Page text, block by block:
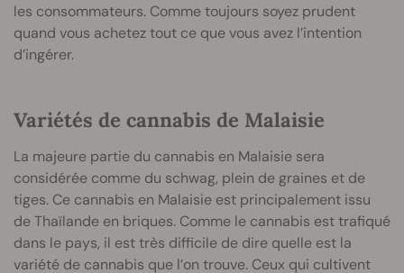
les consommateurs. Comme toujours soyez prudent
quand vous achetez tout ce que vous avez l’intention
d’ingérer.
Variétés de cannabis de Malaisie
La majeure partie du cannabis en Malaisie sera
considérée comme du schwag, plein de graines et de
tiges. Ce cannabis en Malaisie est principalement issu
de Thaïlande en briques. Comme le cannabis est trafiqué
dans le pays, il est très difficile de dire quelle est la
variété de cannabis que l’on trouve. Ceux qui cultivent